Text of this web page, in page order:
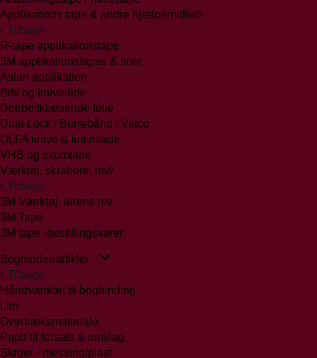
Applikations tape & andre hjælpemidler
Tilbage
R-tape applikationstape
3M applikationstapes & liner
Aslan applikation
Bits og knivblade
Dobbeltklæbende folie
Dual Lock / Burrebånd / Velco
OLFA knive & knivblade
VHB og skumtape
Værktøj, skrabere, mv
Tilbage
3M Værktøj, afrens mv
3M Tape
3M tape -bestillingsvarer
Bogbinderiartikler
Tilbage
Håndværktøj til bogbinding
Lim
Overtræksmateriale
Papir til forsats & omslag
Skruer - messing/plast